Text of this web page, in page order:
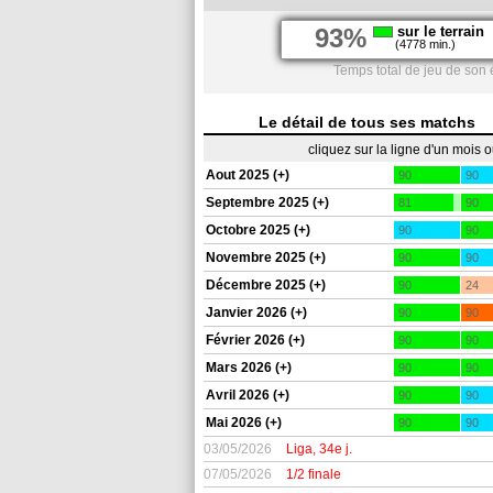
93% sur le terrain
(4778 min.)
Temps total de jeu de son
Le détail de tous ses matchs
cliquez sur la ligne d'un mois
Aout 2025 (+)
90 90
Septembre 2025 (+) 81 90
Octobre 2025 (+) 90 90
Novembre 2025 (+) 90 90
Décembre 2025 (+) 90 24
Janvier 2026 (+) 90 90
Février 2026 (+) 90 90
Mars 2026 (+) 90 90
Avril 2026 (+) 90 90
Mai 2026 (+) 90 90
03/05/2026 Liga, 34e j.
07/05/2026
1/2 finale